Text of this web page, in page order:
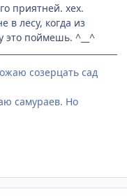
приятней. хех.
в лесу, когда из
это поймешь. ^__^
созерцать сад
самураев. Но